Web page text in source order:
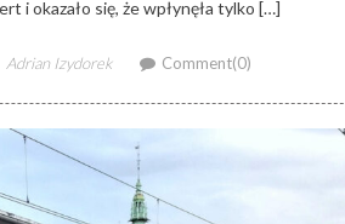
i okazało się, że wpłynęła tylko […]
Author
Adrian Izydorek Comment(0)